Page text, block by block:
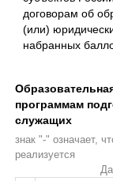
договорам об
(или)
набранных
программам
служащих
знак "-" означает,
реализуется